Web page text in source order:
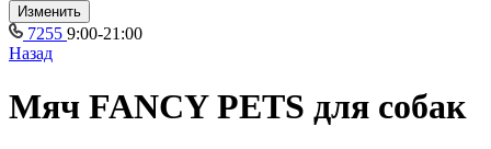
Изменить
7255 9:00-21:00
Назад
Мяч FANCY PETS для собак